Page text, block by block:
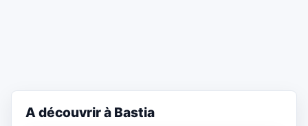
A découvrir à Bastia